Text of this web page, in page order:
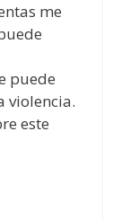
me
puede
violencia.
este